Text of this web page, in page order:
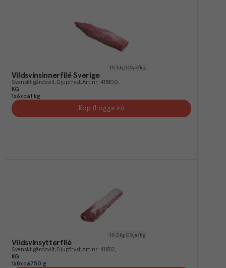
10.3 kg CO₂e/kg
Vildsvinsinnerfilé Sverige
Svenskt gårdsvilt Djupfryst Art.nr. 411800
KG
1x6xca1 kg
Köp (Logga in)
10.3 kg CO₂e/kg
Vildsvinsytterfilé
Svenskt gårdsvilt Djupfryst Art.nr. 411812
KG
1x8xca750 g